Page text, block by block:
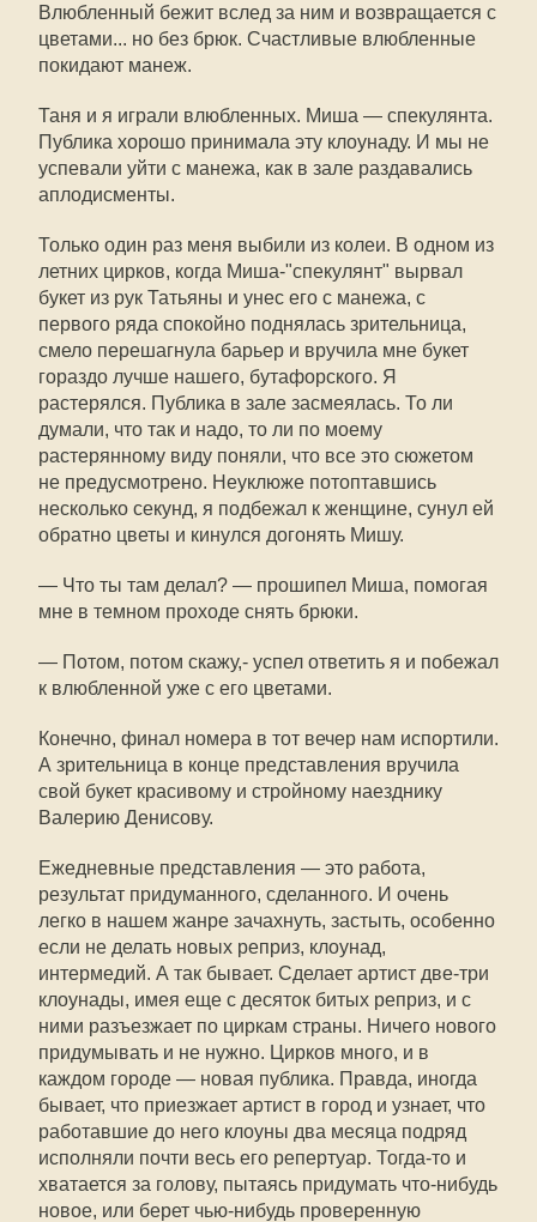
Влюбленный бежит вслед за ним и возвращается с
цветами... но без брюк. Счастливые влюбленные
покидают манеж.
Таня и я играли влюбленных. Миша — спекулянта.
Публика хорошо принимала эту клоунаду. И мы не
успевали уйти с манежа, как в зале раздавались
аплодисменты.
Только один раз меня выбили из колеи. В одном из
летних цирков, когда Миша-"спекулянт" вырвал
букет из рук Татьяны и унес его с манежа, с
первого ряда спокойно поднялась зрительница,
смело перешагнула барьер и вручила мне букет
гораздо лучше нашего, бутафорского. Я
растерялся. Публика в зале засмеялась. То ли
думали, что так и надо, то ли по моему
растерянному виду поняли, что все это сюжетом
не предусмотрено. Неуклюже потоптавшись
несколько секунд, я подбежал к женщине, сунул ей
обратно цветы и кинулся догонять Мишу.
— Что ты там делал? — прошипел Миша, помогая
мне в темном проходе снять брюки.
— Потом, потом скажу,- успел ответить я и побежал
к влюбленной уже с его цветами.
Конечно, финал номера в тот вечер нам испортили.
А зрительница в конце представления вручила
свой букет красивому и стройному наезднику
Валерию Денисову.
Ежедневные представления — это работа,
результат придуманного, сделанного. И очень
легко в нашем жанре зачахнуть, застыть, особенно
если не делать новых реприз, клоунад,
интермедий. А так бывает. Сделает артист две-три
клоунады, имея еще с десяток битых реприз, и с
ними разъезжает по циркам страны. Ничего нового
придумывать и не нужно. Цирков много, и в
каждом городе — новая публика. Правда, иногда
бывает, что приезжает артист в город и узнает, что
работавшие до него клоуны два месяца подряд
исполняли почти весь его репертуар. Тогда-то и
хватается за голову, пытаясь придумать что-нибудь
новое, или берет чью-нибудь проверенную